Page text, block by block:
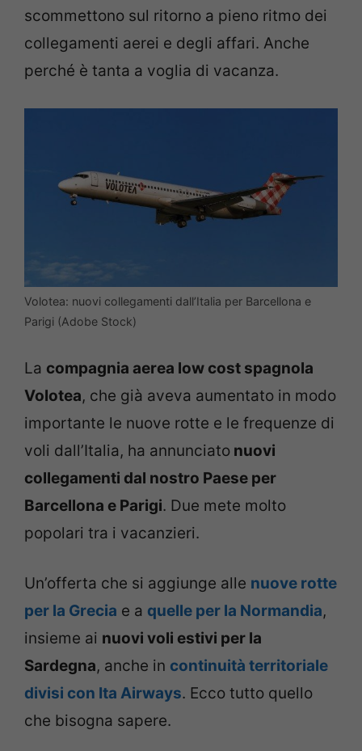
scommettono sul ritorno a pieno ritmo dei
collegamenti aerei e degli affari. Anche
perché è tanta a voglia di vacanza.
Volotea: nuovi collegamenti dall’Italia per Barcellona e
Parigi (Adobe Stock)
La compagnia aerea low cost spagnola
Volotea, che già aveva aumentato in modo
importante le nuove rotte e le frequenze di
voli dall’Italia, ha annunciato nuovi
collegamenti dal nostro Paese per
Barcellona e Parigi. Due mete molto
popolari tra i vacanzieri.
Un’offerta che si aggiunge alle nuove rotte
per la Grecia e a quelle per la Normandia,
insieme ai nuovi voli estivi per la
Sardegna, anche in continuità territoriale
divisi con Ita Airways. Ecco tutto quello
che bisogna sapere.